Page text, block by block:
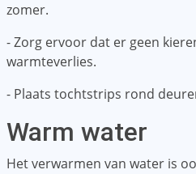
zomer.
- Zorg ervoor dat er geen
warmteverlies.
- Plaats tochtstrips rond
Warm water
Het verwarmen van water is